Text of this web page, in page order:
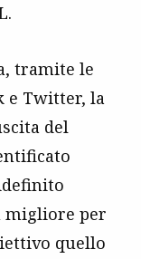
tramite le
e Twitter, la
del
migliore per
quello